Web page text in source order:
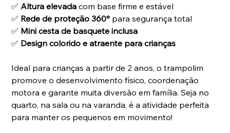
✅ Altura elevada com base firme e estável
✅ Rede de proteção 360° para segurança total
✅ Mini cesta de basquete inclusa
✅ Design colorido e atraente para crianças
Ideal para crianças a partir de 2 anos, o trampolim
promove o desenvolvimento físico, coordenação
motora e garante muita diversão em família. Seja no
quarto, na sala ou na varanda, é a atividade perfeita
para manter os pequenos em movimento!